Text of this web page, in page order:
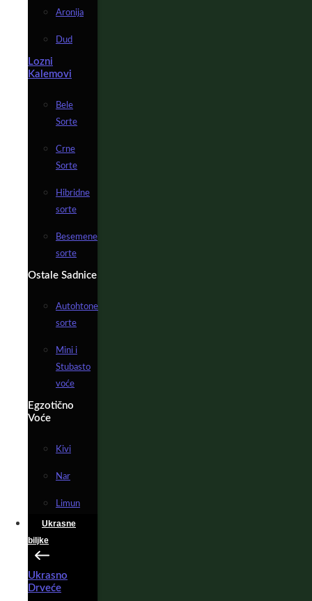
Aronija
Dud
Lozni
Kalemovi
Bele
Sorte
Crne
Sorte
Hibridne
sorte
Besemene
sorte
Ostale Sadnice
Autohtone
sorte
Mini i
Stubasto
voće
Egzotično
Voće
Kivi
Nar
Limun
Ukrasne
biljke
Ukrasno
Drveće